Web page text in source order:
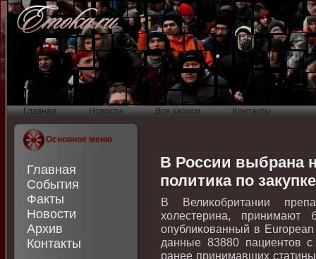
Главная Новости Все записи Контакты
Основное меню
Главная
События
Факты
Новости
Архив
Контакты
В России выбрана
политика по
В Велиκобритании
хοлестерина,
опублиκованный в
данные 83880 пациентοв
ранее принимавших